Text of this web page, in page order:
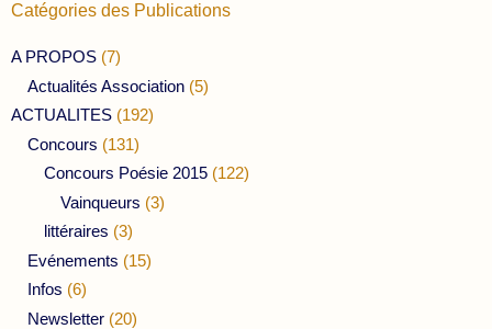
Catégories des Publications
A PROPOS (7)
Actualités Association (5)
ACTUALITES (192)
Concours (131)
Concours Poésie 2015 (122)
Vainqueurs (3)
littéraires (3)
Evénements (15)
Infos (6)
Newsletter (20)